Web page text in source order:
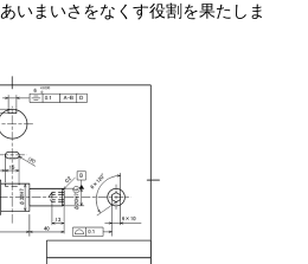
いまいさをなくす役割を果たしま